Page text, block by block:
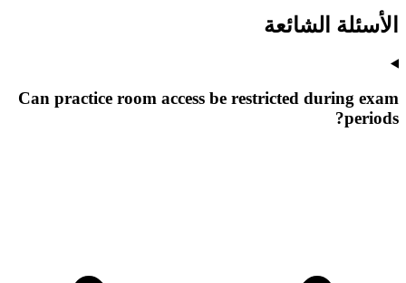
الأسئلة الشائعة
Can practice room access be restricted during exam
periods?